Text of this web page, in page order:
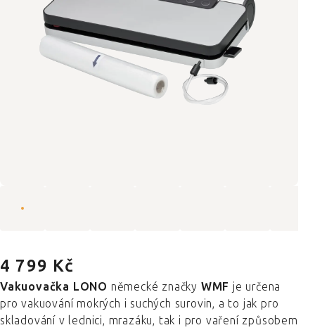
4 799 Kč
Vakuovačka LONO německé značky WMFje určena
pro vakuování mokrých i suchých surovin, a to jak pro
skladování v lednici, mrazáku, tak i pro vaření způsobem